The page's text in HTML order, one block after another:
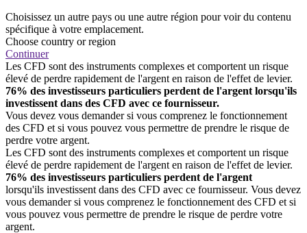
Choisissez un autre pays ou une autre région pour voir du contenu
spécifique à votre emplacement.
Choose country or region
Continuer
Les CFD sont des instruments complexes et comportent un risque
élevé de perdre rapidement de l'argent en raison de l'effet de levier.
76% des investisseurs particuliers perdent de l'argent lorsqu'ils
investissent dans des CFD avec ce fournisseur.
Vous devez vous demander si vous comprenez le fonctionnement
des CFD et si vous pouvez vous permettre de prendre le risque de
perdre votre argent.
Les CFD sont des instruments complexes et comportent un risque
élevé de perdre rapidement de l'argent en raison de l'effet de levier.
76% des investisseurs particuliers perdent de l'argent
lorsqu'ils investissent dans des CFD avec ce fournisseur. Vous devez
vous demander si vous comprenez le fonctionnement des CFD et si
vous pouvez vous permettre de prendre le risque de perdre votre
argent.